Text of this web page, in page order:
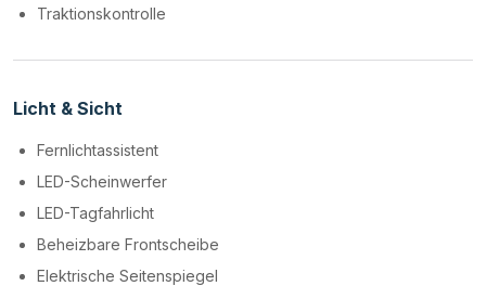
Traktionskontrolle
Licht & Sicht
Fernlichtassistent
LED-Scheinwerfer
LED-Tagfahrlicht
Beheizbare Frontscheibe
Elektrische Seitenspiegel